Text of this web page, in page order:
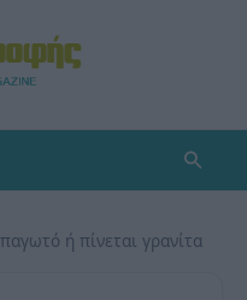
ή πίνεται γρανίτα